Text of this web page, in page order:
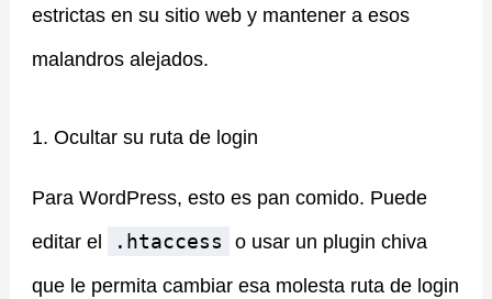
estrictas en su sitio web y mantener a esos
malandros alejados.
1. Ocultar su ruta de login
Para WordPress, esto es pan comido. Puede
editar el
.htaccess
o usar un plugin chiva
que le permita cambiar esa molesta ruta de login